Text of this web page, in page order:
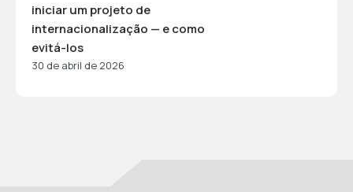
iniciar um projeto de
internacionalização — e como
evitá-los
30 de abril de 2026